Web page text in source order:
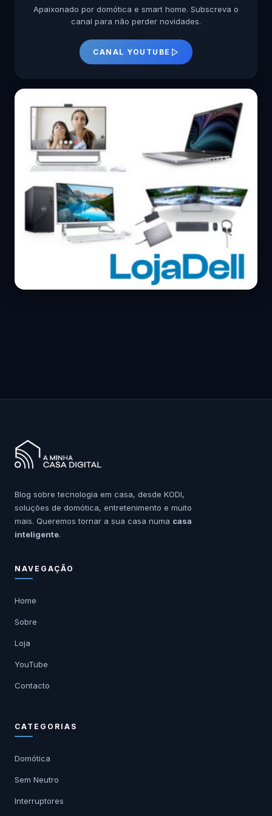
Apaixonado por domótica e smart home. Subscreva o
canal para não perder novidades.
CANAL YOUTUBE
Blog sobre tecnologia em casa, desde KODI,
soluções de domótica, entretenimento e muito
mais. Queremos tornar a sua casa numa casa
inteligente.
NAVEGAÇÃO
Home
Sobre
Loja
YouTube
Contacto
CATEGORIAS
Domótica
Sem Neutro
Interruptores